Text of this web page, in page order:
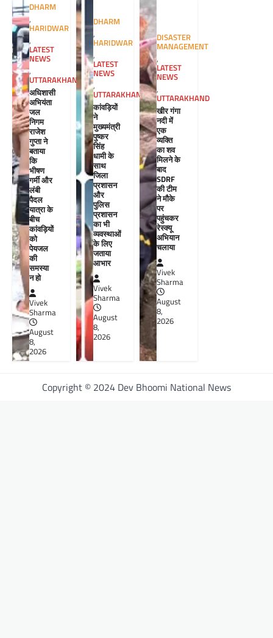
DHARM
,
HARIDWAR
,
LATEST
NEWS
,
UTTARAKHAND
अधिशासी
अभियंता
जल
निगम
राजेश
गुप्ता ने
बताया
कि
भीषण
गर्मी और
लंबी
पैदल
यात्रा के
बीच
कांवड़ियों
को
पेयजल
की
समस्या
न हो
Vivek
Sharma
August
8,
2026
DHARM
,
HARIDWAR
,
LATEST
NEWS
,
UTTARAKHAND
कांवड़ियों
ने
मुख्यमंत्री
पुष्कर
सिंह
धामी के
साथ
जिला
प्रशासन
और
पुलिस
प्रशासन
का भी
व्यवस्थाओं
के लिए
जताया
आभार
Vivek
Sharma
August
8,
2026
DISASTER
MANAGEMENT
,
LATEST
NEWS
,
UTTARAKHAND
खीर गंगा
नदी में
एक
व्यक्ति
का शव
मिलने के
बाद
SDRF
की टीम
ने मौके
पर
पहुंचकर
रेस्क्यू
अभियान
चलाया
Vivek
Sharma
August
8,
2026
Copyright © 2024 Dev Bhoomi National News